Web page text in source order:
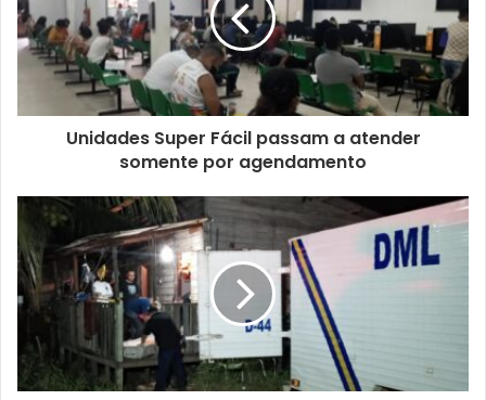
Unidades Super Fácil passam a atender
somente por agendamento